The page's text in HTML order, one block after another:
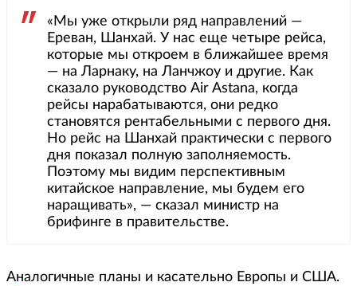
«Мы уже открыли ряд направлений —
Ереван, Шанхай. У нас еще четыре рейса,
которые мы откроем в ближайшее время
— на Ларнаку, на Ланчжоу и другие. Как
сказало руководство Air Astana, когда
рейсы нарабатываются, они редко
становятся рентабельными с первого дня.
Но рейс на Шанхай практически с первого
дня показал полную заполняемость.
Поэтому мы видим перспективным
китайское направление, мы будем его
наращивать», — сказал министр на
брифинге в правительстве.
Аналогичные планы и касательно Европы и США.